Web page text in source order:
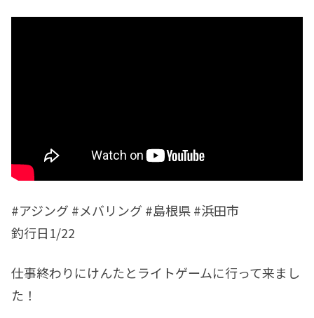
#アジング #メバリング #島根県 #浜田市
釣行日1/22
仕事終わりにけんたとライトゲームに行って来まし
た！